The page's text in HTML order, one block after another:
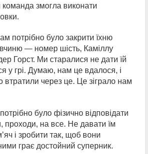
команда змогла виконати
потрібно було закрити їхню
— номер шість, Каміллу
Горст. Ми старалися не дати їй
у грі. Думаю, нам це вдалося, і
втратили через це. Це зіграло нам
було фізично відповідати
проходи, на все. Не давати їм
і зробити так, щоб вони
грає достойний суперник.